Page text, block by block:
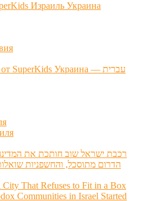
Израиль Украина
Детская одежда от SuperKids Украина — עברית
רכבת ישראל שוב חותכת את
הדרום מתוסכל, והחשפניות
That Refuses to Fit in a Box
Communities in Israel Started